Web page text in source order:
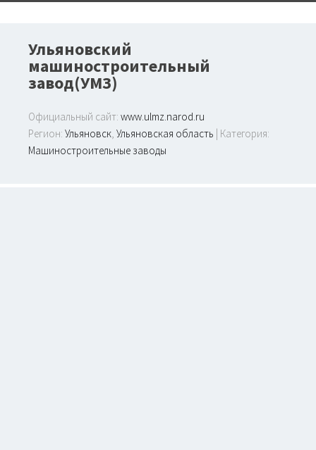
Ульяновский
машиностроительный
завод(УМЗ)
Официальный сайт: www.ulmz.narod.ru
Регион: Ульяновск, Ульяновская область | Категория:
Машиностроительные заводы